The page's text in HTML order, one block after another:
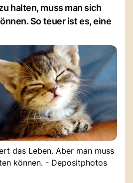
halten, muss man sich
So teuer ist es, eine
das Leben. Aber man muss
können. - Depositphotos